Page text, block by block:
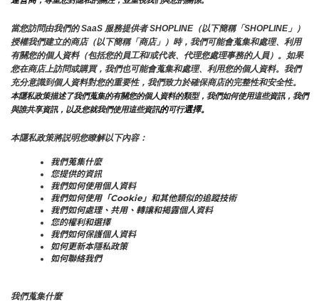
當您訪問由我們的 SaaS 服務提供者 SHOPLINE（以下簡稱「SHOPLINE」）
授權我們建立的商店（以下簡稱「商店」）時，我們可能會蒐集和處理、利用
有關您的個人資料（包括您的員工和/或代表、代理您處理事務的人員）。如果
您在商店上訪問或購買，我們也可能會蒐集和處理、利用您的個人資料。我們
充分意識到個人資料對您的重要性，我們致力於確保商店的完整性和安全性。
本隱私政策描述了我們蒐集的有關您的個人資料的類型，我們如何使用這些資訊，我們
與誰共享資訊，以及您就我們使用這些資訊的可行選擇。
本隱私政策將説明您瞭解以下內容：
我們蒐集什麼
您提供的資訊
我們如何使用個人資料
我們如何使用「Cookie」和其他類似的追蹤技術
我們如何處理、共用、轉讓和揭露個人資料
您的權利和選擇
我們如何保護個人資料
如何更新本隱私政策
如何聯絡我們
我們蒐集什麼